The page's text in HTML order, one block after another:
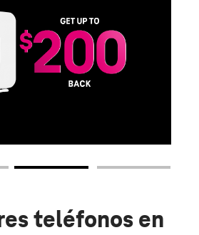
teléfonos en